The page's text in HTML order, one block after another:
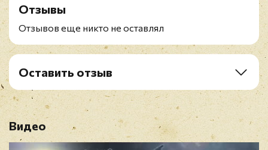
Отзывы
Отзывов еще никто не оставлял
Оставить отзыв
Имя*
Видео